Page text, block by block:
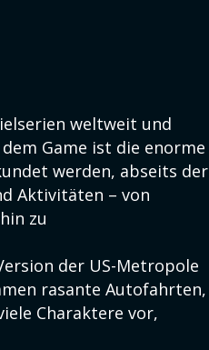
weltweit und
Game ist die enorme
werden, abseits der
Aktivitäten – von
zu
der US-Metropole
rasante Autofahrten,
Charaktere vor,